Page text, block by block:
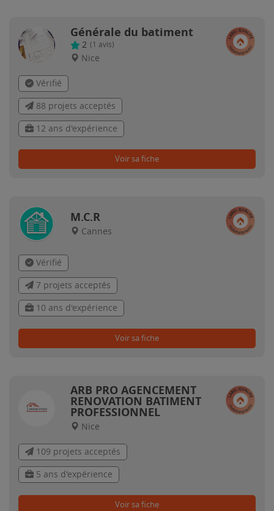
Générale du batiment
2 (1 avis)
Nice
Vérifié
88 projets acceptés
12 ans d'expérience
Voir sa fiche
M.C.R
Cannes
Vérifié
7 projets acceptés
10 ans d'expérience
Voir sa fiche
ARB PRO AGENCEMENT
RENOVATION BATIMENT
PROFESSIONNEL
Nice
109 projets acceptés
5 ans d'expérience
Voir sa fiche